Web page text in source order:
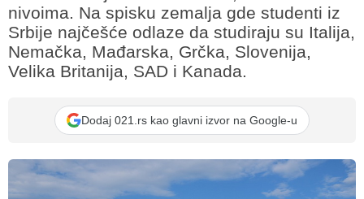
nivoima. Na spisku zemalja gde studenti iz
Srbije najčešće odlaze da studiraju su Italija,
Nemačka, Mađarska, Grčka, Slovenija,
Velika Britanija, SAD i Kanada.
Dodaj 021.rs kao glavni izvor na Google-u